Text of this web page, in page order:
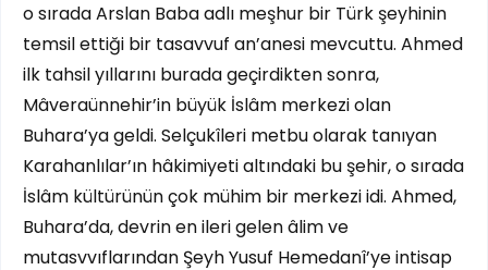
o sırada Arslan Baba adlı meşhur bir Türk şeyhinin
temsil ettiği bir tasavvuf an’anesi mevcuttu. Ahmed
ilk tahsil yıllarını burada geçirdikten sonra,
Mâveraünnehir’in büyük İslâm merkezi olan
Buhara’ya geldi. Selçukîleri metbu olarak tanıyan
Karahanlılar’ın hâkimiyeti altındaki bu şehir, o sırada
İslâm kültürünün çok mühim bir merkezi idi. Ahmed,
Buhara’da, devrin en ileri gelen âlim ve
mutasvvıflarından Şeyh Yusuf Hemedanî’ye intisap